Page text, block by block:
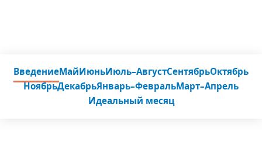
ВведениеМайИюньИюль–АвгустСентябрьОктябрь
НоябрьДекабрьЯнварь–ФевральМарт–Апрель
Идеальный месяц